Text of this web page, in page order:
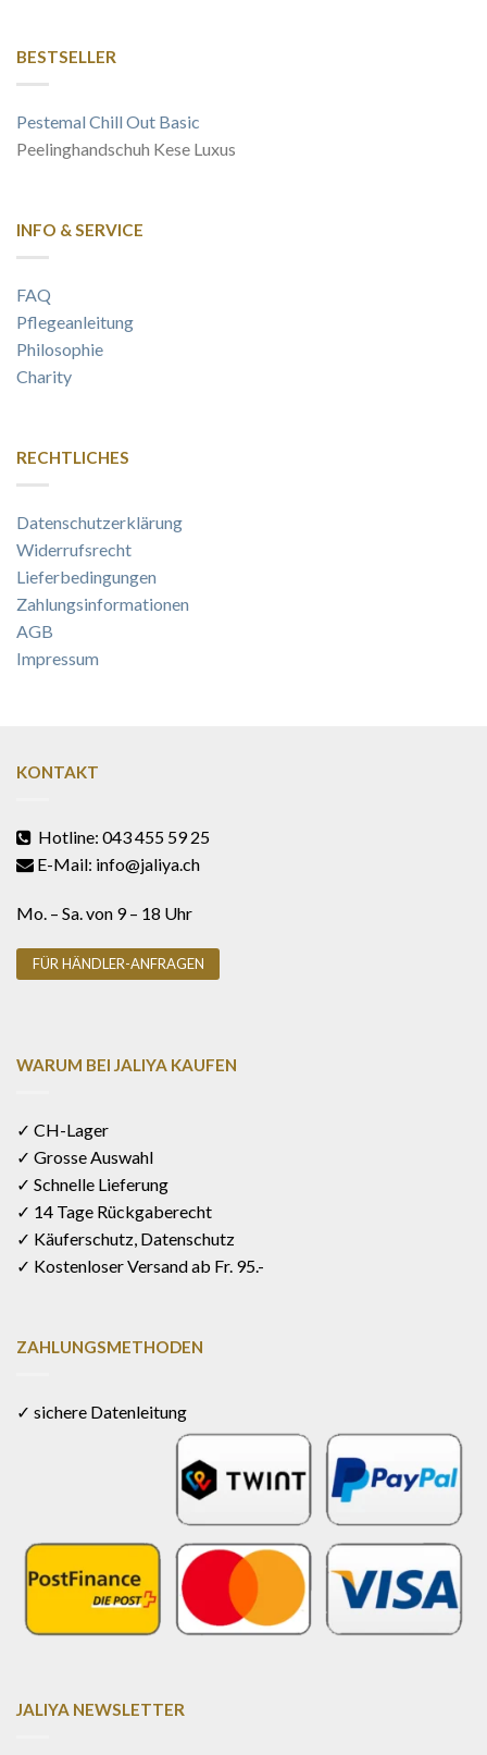
BESTSELLER
Pestemal Chill Out Basic
Peelinghandschuh Kese Luxus
INFO & SERVICE
FAQ
Pflegeanleitung
Philosophie
Charity
RECHTLICHES
Datenschutzerklärung
Widerrufsrecht
Lieferbedingungen
Zahlungsinformationen
AGB
Impressum
KONTAKT
Hotline: 043 455 59 25
E-Mail: info@jaliya.ch
Mo. – Sa. von 9 – 18 Uhr
FÜR HÄNDLER-ANFRAGEN
WARUM BEI JALIYA KAUFEN
✓ CH-Lager
✓ Grosse Auswahl
✓ Schnelle Lieferung
✓ 14 Tage Rückgaberecht
✓ Käuferschutz, Datenschutz
✓ Kostenloser Versand ab Fr. 95.-
ZAHLUNGSMETHODEN
✓ sichere Datenleitung
JALIYA NEWSLETTER